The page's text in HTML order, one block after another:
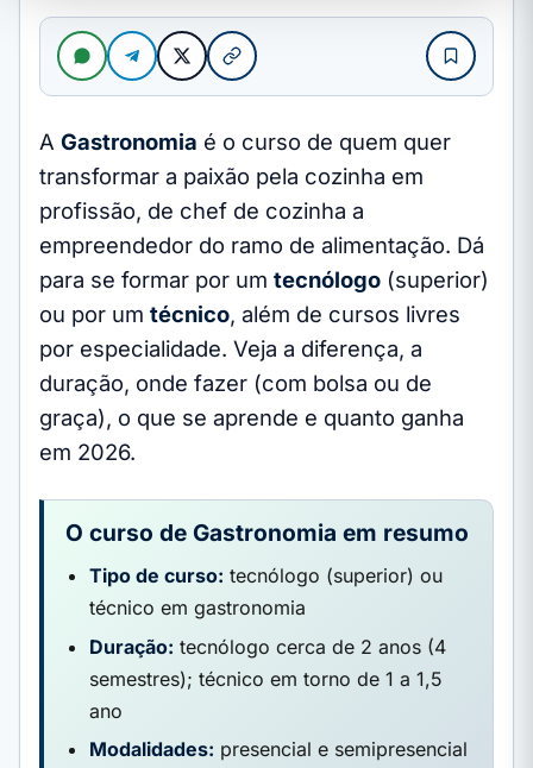
A Gastronomia é o curso de quem quer
transformar a paixão pela cozinha em
profissão, de chef de cozinha a
empreendedor do ramo de alimentação. Dá
para se formar por um tecnólogo (superior)
ou por um técnico, além de cursos livres
por especialidade. Veja a diferença, a
duração, onde fazer (com bolsa ou de
graça), o que se aprende e quanto ganha
em 2026.
O curso de Gastronomia em resumo
Tipo de curso: tecnólogo (superior) ou
técnico em gastronomia
Duração: tecnólogo cerca de 2 anos (4
semestres); técnico em torno de 1 a 1,5
ano
Modalidades: presencial e semipresencial